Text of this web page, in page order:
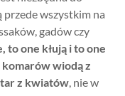
wszystkim na
gadów czy
to one kłują i to one
wiodą z
z kwiatów, nie w